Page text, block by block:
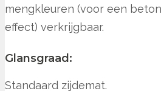
mengkleuren (voor een
effect) verkrijgbaar.
Glansgraad:
Standaard zijdemat.